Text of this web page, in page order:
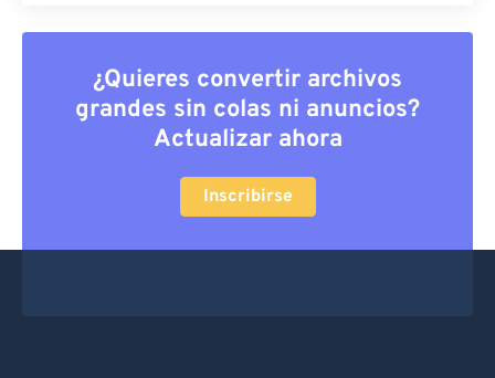
¿Quieres convertir archivos
grandes sin colas ni anuncios?
Actualizar ahora
Inscribirse